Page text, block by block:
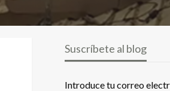
Suscríbete al blog
Introduce tu correo